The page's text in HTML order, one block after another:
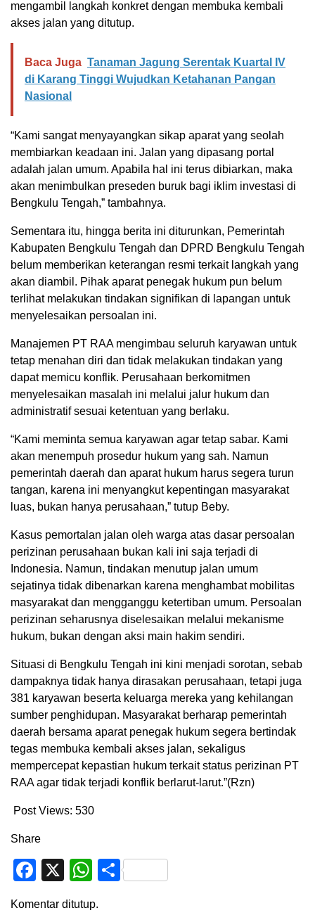
mengambil langkah konkret dengan membuka kembali
akses jalan yang ditutup.
Baca Juga Tanaman Jagung Serentak Kuartal IV
di Karang Tinggi Wujudkan Ketahanan Pangan
Nasional
“Kami sangat menyayangkan sikap aparat yang seolah
membiarkan keadaan ini. Jalan yang dipasang portal
adalah jalan umum. Apabila hal ini terus dibiarkan, maka
akan menimbulkan preseden buruk bagi iklim investasi di
Bengkulu Tengah,” tambahnya.
Sementara itu, hingga berita ini diturunkan, Pemerintah
Kabupaten Bengkulu Tengah dan DPRD Bengkulu Tengah
belum memberikan keterangan resmi terkait langkah yang
akan diambil. Pihak aparat penegak hukum pun belum
terlihat melakukan tindakan signifikan di lapangan untuk
menyelesaikan persoalan ini.
Manajemen PT RAA mengimbau seluruh karyawan untuk
tetap menahan diri dan tidak melakukan tindakan yang
dapat memicu konflik. Perusahaan berkomitmen
menyelesaikan masalah ini melalui jalur hukum dan
administratif sesuai ketentuan yang berlaku.
“Kami meminta semua karyawan agar tetap sabar. Kami
akan menempuh prosedur hukum yang sah. Namun
pemerintah daerah dan aparat hukum harus segera turun
tangan, karena ini menyangkut kepentingan masyarakat
luas, bukan hanya perusahaan,” tutup Beby.
Kasus pemortalan jalan oleh warga atas dasar persoalan
perizinan perusahaan bukan kali ini saja terjadi di
Indonesia. Namun, tindakan menutup jalan umum
sejatinya tidak dibenarkan karena menghambat mobilitas
masyarakat dan mengganggu ketertiban umum. Persoalan
perizinan seharusnya diselesaikan melalui mekanisme
hukum, bukan dengan aksi main hakim sendiri.
Situasi di Bengkulu Tengah ini kini menjadi sorotan, sebab
dampaknya tidak hanya dirasakan perusahaan, tetapi juga
381 karyawan beserta keluarga mereka yang kehilangan
sumber penghidupan. Masyarakat berharap pemerintah
daerah bersama aparat penegak hukum segera bertindak
tegas membuka kembali akses jalan, sekaligus
mempercepat kepastian hukum terkait status perizinan PT
RAA agar tidak terjadi konflik berlarut-larut.”(Rzn)
Post Views: 530
Share
Facebook
X WhatsApp
Share
Komentar ditutup.